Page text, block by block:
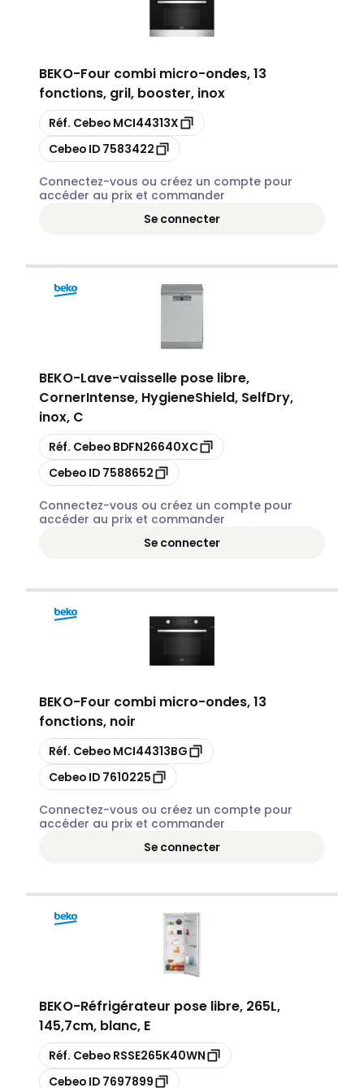
BEKO-Four combi micro-ondes, 13
fonctions, gril, booster, inox
Copier
Réf. Cebeo MCI44313X
Copier
Cebeo ID 7583422
Connectez-vous ou créez un compte pour
accéder au prix et commander
Se connecter
BEKO-Lave-vaisselle pose libre,
CornerIntense, HygieneShield, SelfDry,
inox, C
Copier
Réf. Cebeo BDFN26640XC
Copier
Cebeo ID 7588652
Connectez-vous ou créez un compte pour
accéder au prix et commander
Se connecter
BEKO-Four combi micro-ondes, 13
fonctions, noir
Copier
Réf. Cebeo MCI44313BG
Copier
Cebeo ID 7610225
Connectez-vous ou créez un compte pour
accéder au prix et commander
Se connecter
BEKO-Réfrigérateur pose libre, 265L,
145,7cm, blanc, E
Copier
Réf. Cebeo RSSE265K40WN
Copier
Cebeo ID 7697899